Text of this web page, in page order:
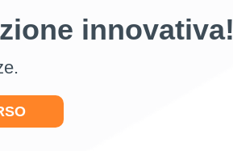
innovativa!